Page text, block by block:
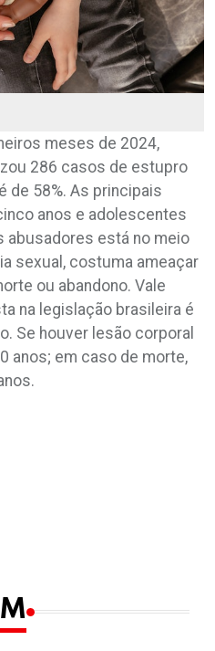
meses de 2024,
286 casos de estupro
de 58%. As principais
anos e adolescentes
abusadores está no meio
sexual, costuma ameaçar
ou abandono. Vale
na legislação brasileira é
Se houver lesão corporal
anos; em caso de morte,